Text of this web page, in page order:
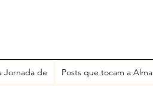
Jornada de Posts que tocam a Alma